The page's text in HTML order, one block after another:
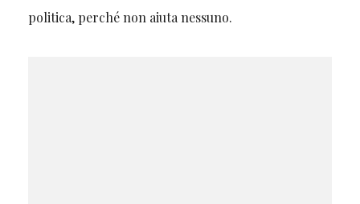
politica, perché non aiuta nessuno.